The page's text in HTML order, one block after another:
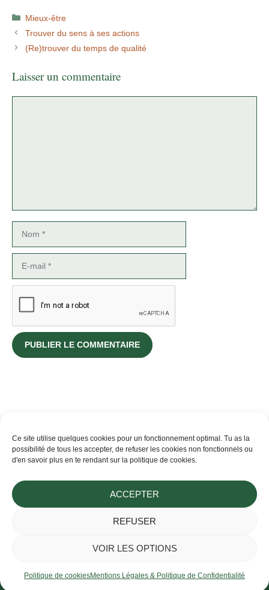
Ce site utilise quelques cookies pour un fonctionnement optimal. Tu as la
possibilité de tous les accepter, de refuser les cookies non fonctionnels ou
d'en savoir plus en te rendant sur la politique de cookies.
ACCEPTER
REFUSER
VOIR LES OPTIONS
Politique de cookiesMentions Légales & Politique de Confidentialité
Catégories
Mieux-être
Trouver du sens à ses actions
(Re)trouver du temps de qualité
Laisser un commentaire
Flavia ~ Cultivatrice de douceur au rythme du Vivant